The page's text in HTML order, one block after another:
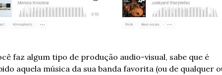
faz algum tipo de produção audio-visual, sabe que é
aquela música da sua banda favorita (ou de qualquer